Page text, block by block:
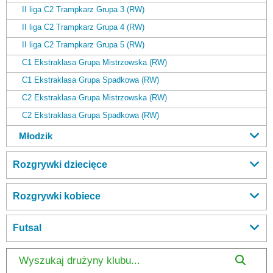
II liga C2 Trampkarz Grupa 3 (RW)
II liga C2 Trampkarz Grupa 4 (RW)
II liga C2 Trampkarz Grupa 5 (RW)
C1 Ekstraklasa Grupa Mistrzowska (RW)
C1 Ekstraklasa Grupa Spadkowa (RW)
C2 Ekstraklasa Grupa Mistrzowska (RW)
C2 Ekstraklasa Grupa Spadkowa (RW)
Młodzik
Rozgrywki dziecięce
Rozgrywki kobiece
Futsal